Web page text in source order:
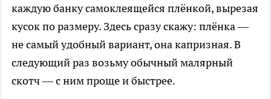
каждую банку самоклеящейся плёнкой, вырезая
кусок по размеру. Здесь сразу скажу: плёнка —
не самый удобный вариант, она капризная. В
следующий раз возьму обычный малярный
скотч — с ним проще и быстрее.